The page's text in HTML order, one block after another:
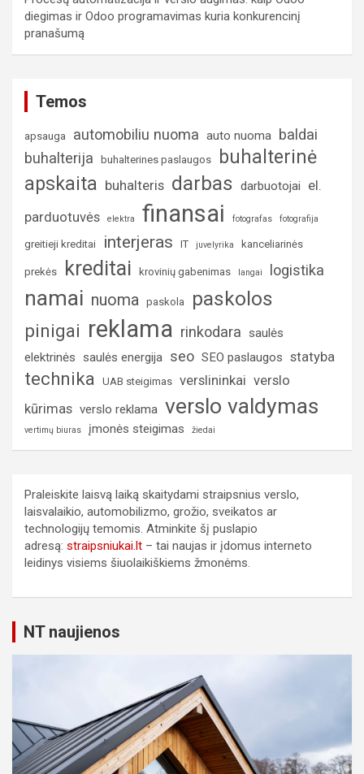
diegimas ir Odoo programavimas kuria konkurencinį
pranašumą
Temos
apsauga automobiliu nuoma auto nuoma
baldai
buhalterija
buhalterines paslaugos
buhalterinė
apskaita
buhalteris darbas darbuotojai el.
parduotuvės elektra finansai fotografas fotografija
greitieji kreditai interjeras IT juvelyrika kanceliarinės
prekės kreditai krovinių gabenimas langai logistika
namai nuoma paskola paskolos
pinigai reklama rinkodara
saulės
elektrinės
saulės energija seo SEO paslaugos statyba
technika UAB steigimas verslininkai verslo
kūrimas verslo reklama verslo valdymas
vertimų biuras įmonės steigimas žiedai
Praleiskite laisvą laiką skaitydami straipsnius verslo,
laisvalaikio, automobilizmo, grožio, sveikatos ar
technologijų temomis. Atminkite šį puslapio
adresą: straipsniukai.lt – tai naujas ir įdomus interneto
leidinys visiems šiuolaikiškiems žmonėms.
NT naujienos